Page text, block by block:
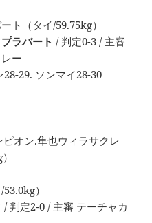
ト（タイ/59.75kg）
ラバート / 判定0-3 / 主審
ー
29. ソンマイ28-30
オン.隼也ウィラサクレ
）
/ 判定2-0 / 主審 テーチャカ